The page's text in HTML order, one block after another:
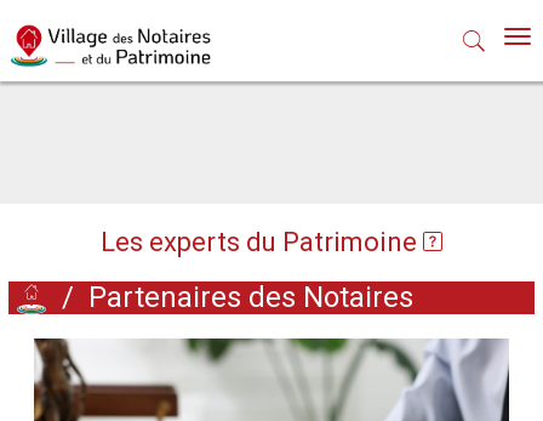
Les experts du Patrimoine
/ Partenaires des Notaires